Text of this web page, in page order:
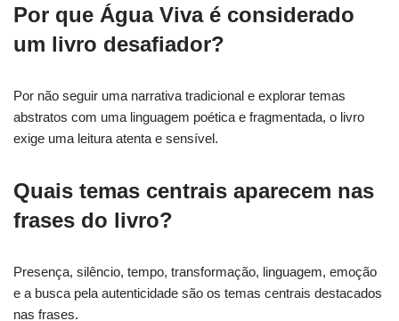
Por que Água Viva é considerado
um livro desafiador?
Por não seguir uma narrativa tradicional e explorar temas
abstratos com uma linguagem poética e fragmentada, o livro
exige uma leitura atenta e sensível.
Quais temas centrais aparecem nas
frases do livro?
Presença, silêncio, tempo, transformação, linguagem, emoção
e a busca pela autenticidade são os temas centrais destacados
nas frases.